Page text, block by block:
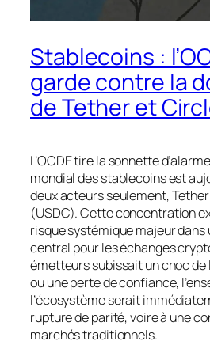
Stablecoins :
garde contre la
de Tether et
L’OCDE tire la sonnette
mondial des stablecoins est
deux acteurs seulement,
(USDC). Cette concentration
risque systémique majeur
central pour les échanges
émetteurs subissait un choc de
ou une perte de confiance,
l’écosystème serait
rupture de parité, voire à une
marchés traditionnels.